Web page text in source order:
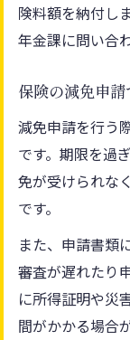
険料額を納付し
年金課に問い合
保険の減免申
減免申請を行う
です。期限を過
免が受けられな
です。
また、申請書類
審査が遅れたり
に所得証明や災
間がかかる場合